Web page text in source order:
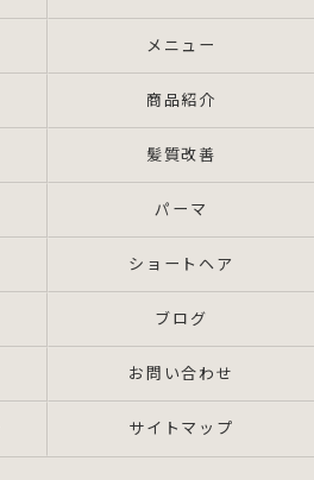
メニュー
商品紹介
髪質改善
パーマ
ショートヘア
ブログ
お問い合わせ
サイトマップ